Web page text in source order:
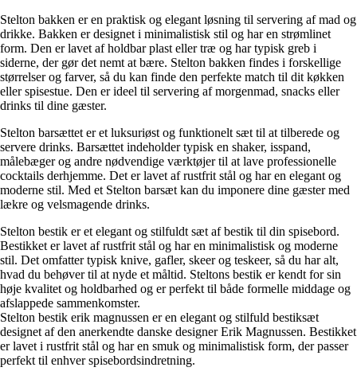
Stelton bakken er en praktisk og elegant løsning til servering af mad og
drikke. Bakken er designet i minimalistisk stil og har en strømlinet
form. Den er lavet af holdbar plast eller træ og har typisk greb i
siderne, der gør det nemt at bære. Stelton bakken findes i forskellige
størrelser og farver, så du kan finde den perfekte match til dit køkken
eller spisestue. Den er ideel til servering af morgenmad, snacks eller
drinks til dine gæster.
Stelton barsættet er et luksuriøst og funktionelt sæt til at tilberede og
servere drinks. Barsættet indeholder typisk en shaker, isspand,
målebæger og andre nødvendige værktøjer til at lave professionelle
cocktails derhjemme. Det er lavet af rustfrit stål og har en elegant og
moderne stil. Med et Stelton barsæt kan du imponere dine gæster med
lækre og velsmagende drinks.
Stelton bestik er et elegant og stilfuldt sæt af bestik til din spisebord.
Bestikket er lavet af rustfrit stål og har en minimalistisk og moderne
stil. Det omfatter typisk knive, gafler, skeer og teskeer, så du har alt,
hvad du behøver til at nyde et måltid. Steltons bestik er kendt for sin
høje kvalitet og holdbarhed og er perfekt til både formelle middage og
afslappede sammenkomster.
Stelton bestik erik magnussen er en elegant og stilfuld bestiksæt
designet af den anerkendte danske designer Erik Magnussen. Bestikket
er lavet i rustfrit stål og har en smuk og minimalistisk form, der passer
perfekt til enhver spisebordsindretning.